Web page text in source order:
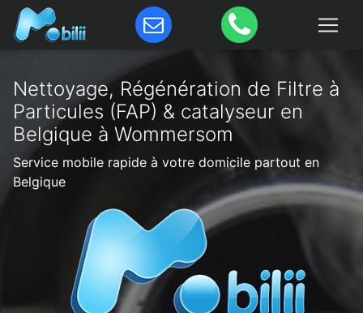
Nettoyage, Régénération de Filtre à
Particules (FAP) & catalyseur en
Belgique à Wommersom
Service mobile rapide à votre domicile partout en
Belgique